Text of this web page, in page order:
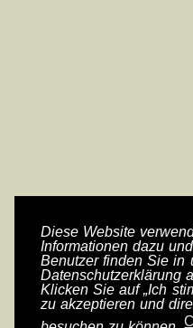
Diese Website
Informationen dazu
Benutzer finden Sie in
Datenschutzerklärung
Klicken Sie auf „Ich
zu akzeptieren und